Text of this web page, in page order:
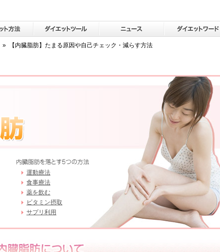
» 【内臓脂肪】たまる原因や自己チェック・減らす方法
運動療法
食事療法
薬を飲む
ビタミン摂取
サプリ利用